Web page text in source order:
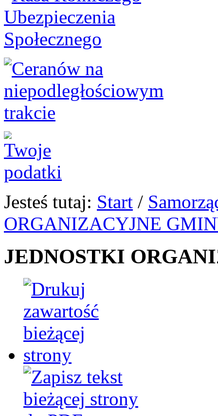
Jesteś tutaj: Start /
ORGANIZACYJNE
JEDNOSTKI